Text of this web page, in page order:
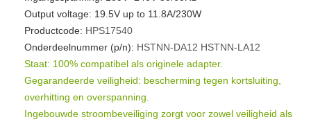
Output voltage: 19.5V up to 11.8A/230W
Productcode: HPS17540
Onderdeelnummer (p/n): HSTNN-DA12 HSTNN-LA12
Staat: 100% compatibel als originele adapter.
Gegarandeerde veiligheid: bescherming tegen kortsluiting,
overhitting en overspanning.
Ingebouwde stroombeveiliging zorgt voor zowel veiligheid als